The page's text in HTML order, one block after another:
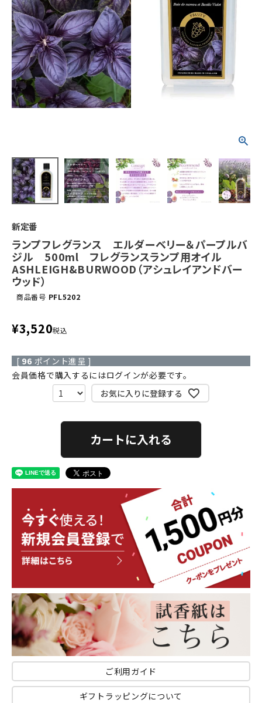
新定番
ランプフレグランス エルダーベリー＆パープルバ
ジル 500ml フレグランスランプ用オイル
ASHLEIGH&BURWOOD（アシュレイアンドバー
ウッド）
商品番号 PFL5202
¥3,520税込
[ 96 ポイント進呈 ]
会員価格で購入するにはログインが必要です。
お気に入りに登録する
カートに入れる
ご利用ガイド
ギフトラッピングについて